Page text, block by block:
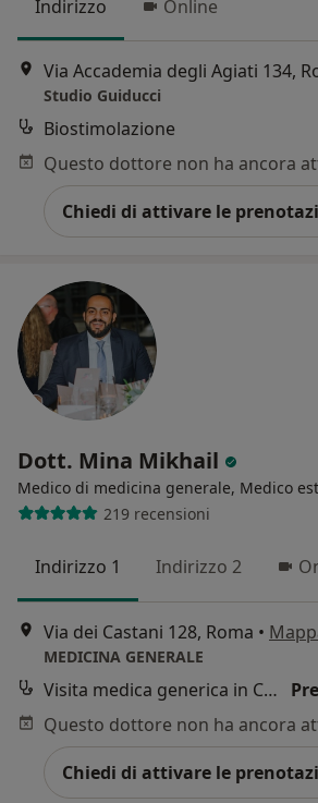
Indirizzo Online
Via Accademia degli Agiati 134,
Studio Guiducci
Biostimolazione
Chiedi di attivare le
Dott. Mina Mikhail
Medico di medicina generale, Medico
219 recensioni
Indirizzo 1 Indirizzo 2
Via dei Castani 128, Roma •
MEDICINA GENERALE
Visita medica generica in CONVENZIONE
Chiedi di attivare le